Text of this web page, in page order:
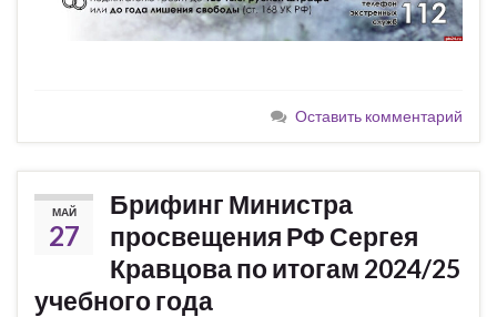
Оставить комментарий
МАЙ
27
Брифинг Министра
просвещения РФ Сергея
Кравцова по итогам 2024/25
учебного года